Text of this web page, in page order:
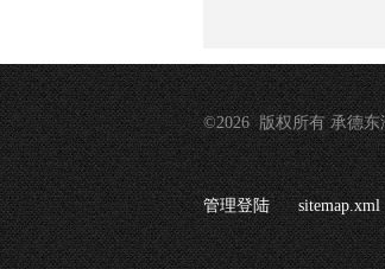
©2026 版权所有 承德东
管理登陆 sitemap.xml